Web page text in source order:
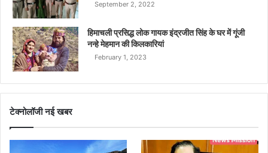
September 2, 2022
हिमाचली प्रसिद्ध लोक गायक इंद्रजीत सिंह के घर में गूंजी
नन्हे मेहमान की किलकारियां
February 1, 2023
टेक्नोलॉजी नई खबर